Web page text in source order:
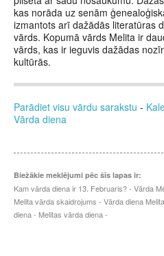
kas norāda uz senām
izmantots arī dažādās literatūras
vārds. Kopumā vārds Melita ir
vārds, kas ir ieguvis dažādas
kultūrās.
Parādiet visu vārdu sarakstu -
Vārda diena
Biežākie meklējumi pēc šīs lapas ir:
Kam vārda diena ir 13. Februaris? - Vārda
Melita vārda skaidrojums - Vārda diena
diena - Melitas vārda diena -